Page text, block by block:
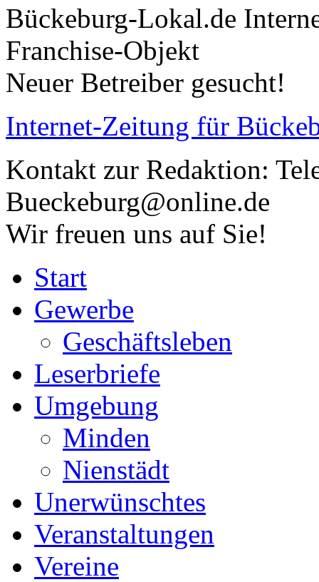
Bückeburg-Lokal.de
Franchise-Objekt
Neuer Betreiber gesucht!
Internet-Zeitung für
Kontakt zur Redaktion:
Bueckeburg@online.de
Wir freuen uns auf Sie!
Start
Gewerbe
Geschäftsleben
Leserbriefe
Umgebung
Minden
Nienstädt
Unerwünschtes
Veranstaltungen
Vereine